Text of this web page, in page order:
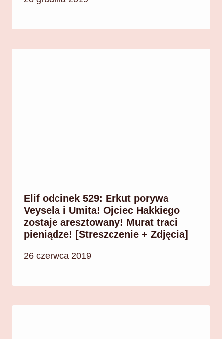
Elif odcinek 529: Erkut porywa
Veysela i Umita! Ojciec Hakkiego
zostaje aresztowany! Murat traci
pieniądze! [Streszczenie + Zdjęcia]
26 czerwca 2019